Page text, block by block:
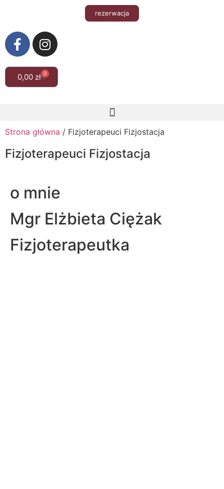
rezerwacja
0,00 zł 0
Strona główna / Fizjoterapeuci Fizjostacja
Fizjoterapeuci Fizjostacja
o mnie
Mgr Elżbieta Ciężak
Fizjoterapeutka